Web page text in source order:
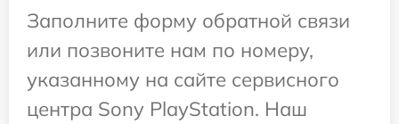
Заполните форму обратной связи
или позвоните нам по номеру,
указанному на сайте сервисного
центра Sony PlayStation. Наш